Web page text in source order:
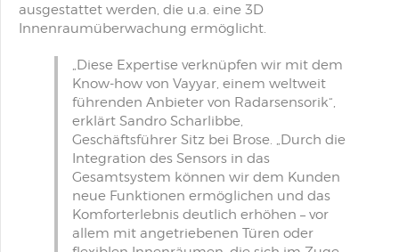
ausgestattet werden, die u.a. eine 3D
Innenraumüberwachung ermöglicht.
„Diese Expertise verknüpfen wir mit dem
Know-how von Vayyar, einem weltweit
führenden Anbieter von Radarsensorik“,
erklärt Sandro Scharlibbe,
Geschäftsführer Sitz bei Brose. „Durch die
Integration des Sensors in das
Gesamtsystem können wir dem Kunden
neue Funktionen ermöglichen und das
Komforterlebnis deutlich erhöhen – vor
allem mit angetriebenen Türen oder